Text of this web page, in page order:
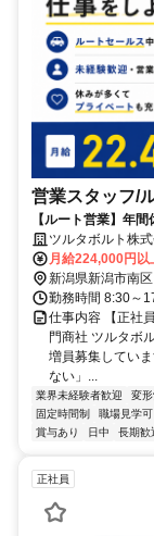
営業スタッフ/
【ルート営業】年
ほぼ100％が未経験
ツルタボルト株
月給224,000円以
新潟県新潟市南区
勤務時間 8:30～
仕事内容 【正社
門商社 ツルタボ
増員募集してい
ない」...
業界未経験者歓迎 変
固定時間制
職場見学可
賞与あり
日中 長期歓
正社員